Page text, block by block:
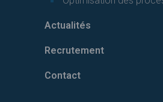
Actualités
Recrutement
Contact